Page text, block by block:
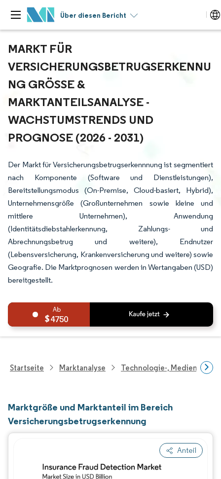
Über diesen Bericht
MARKT FÜR
VERSICHERUNGSBETRUGSERKENNU
NG GRÖSSE & M
ARKTANTEILSANALYSE - W
ACHSTUMSTRENDS UND P
ROGNOSE (2026 - 2031)
Der Markt für Versicherungsbetrugserkennnung ist segmentiert
nach Komponente (Software und Dienstleistungen),
Bereitstellungsmodus (On-Premise, Cloud-basiert, Hybrid),
Unternehmensgröße (Großunternehmen sowie kleine und
mittlere Unternehmen), Anwendung
(Identitätsdiebstahlerkennung, Zahlungs- und
Abrechnungsbetrug und weitere), Endnutzer
(Lebensversicherung, Krankenversicherung und weitere) sowie
Geografie. Die Marktprognosen werden in Wertangaben (USD)
bereitgestellt.
4750
Startseite Marktanalyse Technologie-, Medien- Und
Marktgröße und Marktanteil im Bereich
Versicherungsbetrugserkennung
Anteil